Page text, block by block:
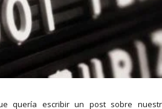
quería escribir un post sobre